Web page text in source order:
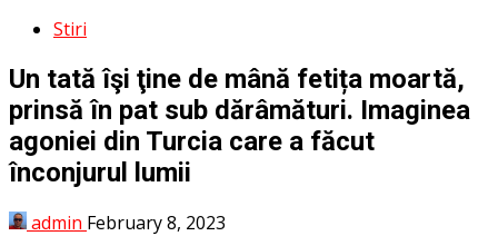
Stiri
Un tată îşi ţine de mână fetița moartă,
prinsă în pat sub dărâmături. Imaginea
agoniei din Turcia care a făcut
înconjurul lumii
admin February 8, 2023